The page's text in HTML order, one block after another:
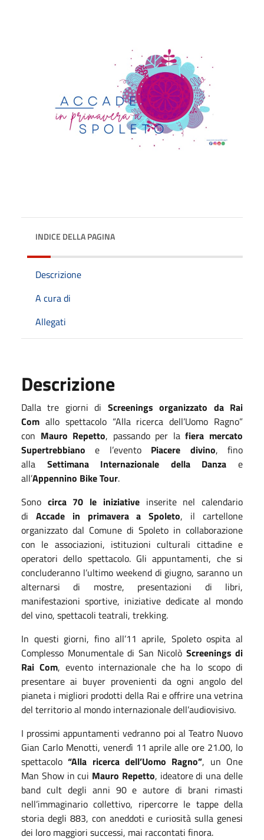
INDICE DELLA PAGINA
Descrizione
A cura di
Allegati
Descrizione
Dalla tre giorni di Screenings organizzato da Rai
Com allo spettacolo “Alla ricerca dell’Uomo Ragno”
con Mauro Repetto, passando per lafiera mercato
Supertrebbiano e l’evento Piacere divino, fino
alla Settimana Internazionale della Danza e
all’Appennino Bike Tour.
Sono circa 70 le iniziativeinserite nel calendario
di Accade in primavera a Spoleto, il cartellone
organizzato dal Comune di Spoleto in collaborazione
con le associazioni, istituzioni culturali cittadine e
operatori dello spettacolo. Gli appuntamenti, che si
concluderanno l’ultimo weekend di giugno, saranno un
alternarsi di mostre, presentazioni di libri,
manifestazioni sportive, iniziative dedicate al mondo
del vino, spettacoli teatrali, trekking.
In questi giorni, fino all’11 aprile, Spoleto ospita al
Complesso Monumentale di San Nicolò Screenings di
Rai Com, evento internazionale che ha lo scopo di
presentare ai buyer provenienti da ogni angolo del
pianeta i migliori prodotti della Rai e offrire una vetrina
del territorio al mondo internazionale dell’audiovisivo.
I prossimi appuntamenti vedranno poi al Teatro Nuovo
Gian Carlo Menotti, venerdì 11 aprile alle ore 21.00, lo
spettacolo“Alla ricerca dell’Uomo Ragno”, un One
Man Show in cui Mauro Repetto, ideatore di una delle
band cult degli anni 90 e autore di brani rimasti
nell’immaginario collettivo, ripercorre le tappe della
storia degli 883, con aneddoti e curiosità sulla genesi
dei loro maggiori successi, mai raccontati finora.